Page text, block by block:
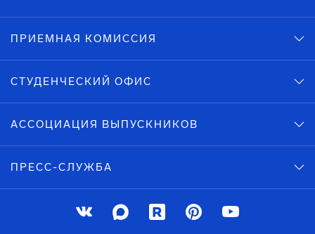
ПРИЕМНАЯ КОМИССИЯ
СТУДЕНЧЕСКИЙ ОФИС
АССОЦИАЦИЯ ВЫПУСКНИКОВ
ПРЕСС-СЛУЖБА